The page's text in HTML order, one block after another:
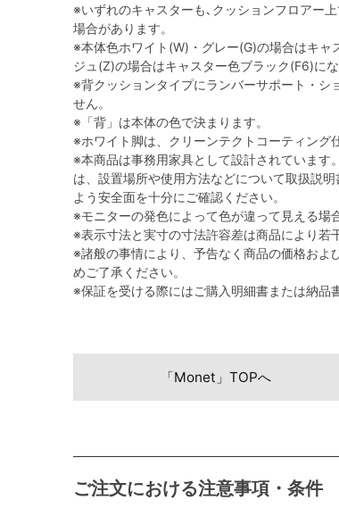
※いずれのキャスターも､クッションフロアー
場合があります。
※本体色ホワイト(W)・グレー(G)の場合はキ
ジュ(Z)の場合はキャスター色ブラック(F6)にな
※背クッションタイプにランバーサポート・シ
せん。
※「背」は本体の色で決まります。
※ホワイト脚は、クリーンテクトコーティング
※本商品は事務用家具として設計されています
は、設置場所や使用方法などについて取扱説
よう安全面を十分にご確認ください。
※モニターの発色によって色が違って見える場
※表示寸法と実寸の寸法許容差は商品により若
※諸般の事情により、予告なく商品の価格およ
めご了承ください。
※保証を受ける際にはご購入明細書または納品
「Monet」TOPへ
ご注文における注意事項・条件